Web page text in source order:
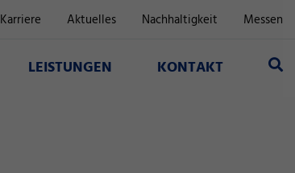
Karriere Aktuelles Nachhaltigkeit Messen
LEISTUNGEN KONTAKT